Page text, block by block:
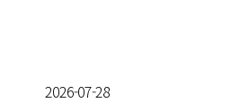
2026-07-28